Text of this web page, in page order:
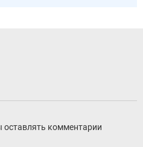
оставлять комментарии